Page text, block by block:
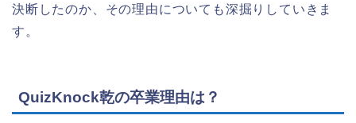
決断したのか、その理由についても深掘りしていきま
す。
QuizKnock乾の卒業理由は？